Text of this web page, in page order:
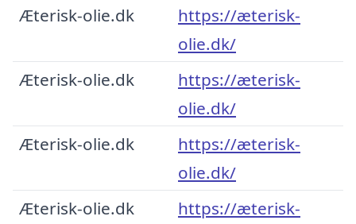
Æterisk-olie.dk
https://æterisk-
olie.dk/
Æterisk-olie.dk
https://æterisk-
olie.dk/
Æterisk-olie.dk
https://æterisk-
olie.dk/
Æterisk-olie.dk
https://æterisk-